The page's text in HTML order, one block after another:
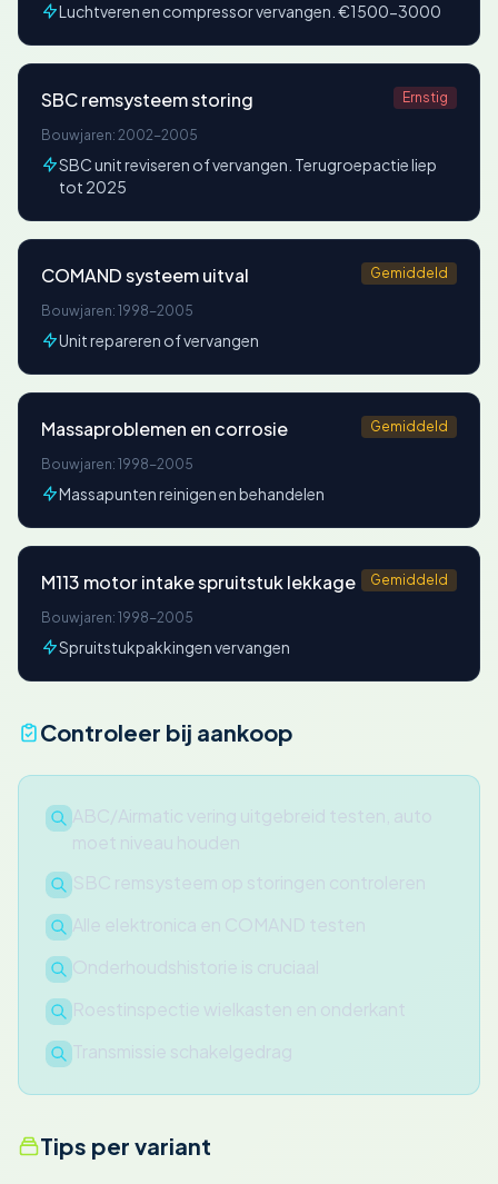
Luchtveren en compressor vervangen. €1500-3000
SBC remsysteem storing Ernstig
Bouwjaren: 2002-2005
SBC unit reviseren of vervangen. Terugroepactie liep
tot 2025
COMAND systeem uitval Gemiddeld
Bouwjaren: 1998-2005
Unit repareren of vervangen
Massaproblemen en corrosie Gemiddeld
Bouwjaren: 1998-2005
Massapunten reinigen en behandelen
M113 motor intake spruitstuk lekkage Gemiddeld
Bouwjaren: 1998-2005
Spruitstukpakkingen vervangen
Controleer bij aankoop
ABC/Airmatic vering uitgebreid testen, auto
moet niveau houden
SBC remsysteem op storingen controleren
Alle elektronica en COMAND testen
Onderhoudshistorie is cruciaal
Roestinspectie wielkasten en onderkant
Transmissie schakelgedrag
Tips per variant